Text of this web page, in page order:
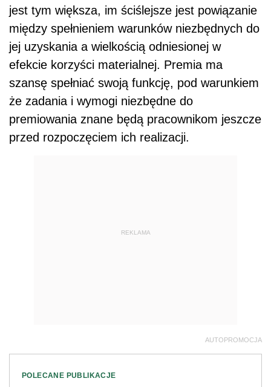
jest tym większa, im ściślejsze jest powiązanie
między spełnieniem warunków niezbędnych do
jej uzyskania a wielkością odniesionej w
efekcie korzyści materialnej. Premia ma
szansę spełniać swoją funkcję, pod warunkiem
że zadania i wymogi niezbędne do
premiowania znane będą pracownikom jeszcze
przed rozpoczęciem ich realizacji.
REKLAMA
AUTOPROMOCJA
POLECANE PUBLIKACJE